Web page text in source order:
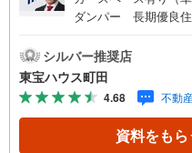
ダンパー 長期優良
井 アクセントクロ
ス町田はまず、お客
始めます。お客様の
し合う「心」のコミ
からこそ、それぞれ
案をすることができ
シルバー推奨店
東宝ハウス町田
4.68 不動
資料をもら